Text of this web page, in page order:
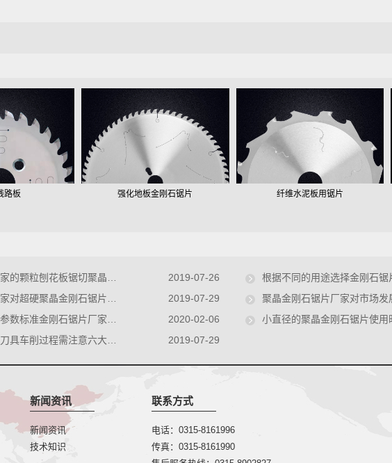
路板 强化地板金刚石锯片 纤维水泥板用锯片
粒刨花板锯切聚晶金刚石锯片 2019-07-26 根据不同的用途选择金刚石锯
硬聚晶金刚石锯片性能介绍
2019-07-29 聚晶金刚石锯片厂家对市场发
准金刚石锯片厂家为你简介
2020-02-06 小直径的聚晶金刚石锯片使用时，金刚石
车削过程需注意六大问题
2019-07-29
新闻资讯
新闻资讯
技术知识
联系方式
电话：0315-8161996
传真：0315-8161990